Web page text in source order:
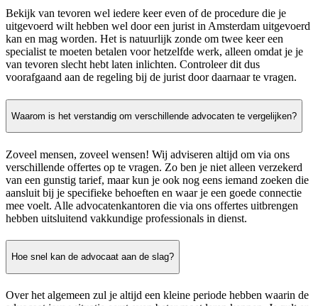
Bekijk van tevoren wel iedere keer even of de procedure die je
uitgevoerd wilt hebben wel door een jurist in Amsterdam uitgevoerd
kan en mag worden. Het is natuurlijk zonde om twee keer een
specialist te moeten betalen voor hetzelfde werk, alleen omdat je je
van tevoren slecht hebt laten inlichten. Controleer dit dus
voorafgaand aan de regeling bij de jurist door daarnaar te vragen.
Waarom is het verstandig om verschillende advocaten te vergelijken?
Zoveel mensen, zoveel wensen! Wij adviseren altijd om via ons
verschillende offertes op te vragen. Zo ben je niet alleen verzekerd
van een gunstig tarief, maar kun je ook nog eens iemand zoeken die
aansluit bij je specifieke behoeften en waar je een goede connectie
mee voelt. Alle advocatenkantoren die via ons offertes uitbrengen
hebben uitsluitend vakkundige professionals in dienst.
Hoe snel kan de advocaat aan de slag?
Over het algemeen zul je altijd een kleine periode hebben waarin de